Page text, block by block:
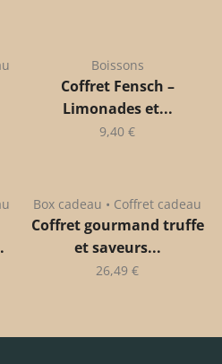
Boissons
Coffret Fensch –
Limonades et...
9,40 €
Box cadeau • Coffret cadeau
Coffret gourmand truffe
et saveurs...
26,49 €